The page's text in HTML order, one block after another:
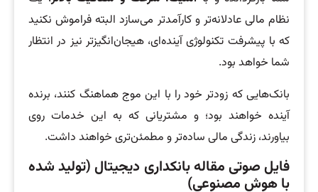
نظام مالی عادلانه‌تر و کارآمدتر می‌سازد البته فراموش نکنید
که با پیشرفت تکنولوژی آینده‌ای، هیجان‌انگیزتر نیز در انتظار
شما خواهد بود.
بانک‌هایی که زودتر خود را با این موج هماهنگ کنند، برنده
آینده خواهند بود؛ و مشتریانی که به این خدمات روی
بیاورند، زندگی مالی ساده‌تر و مطمئن‌تری خواهند داشت.
فایل صوتی مقاله بانکداری دیجیتال (تولید شده
با هوش مصنوعی)